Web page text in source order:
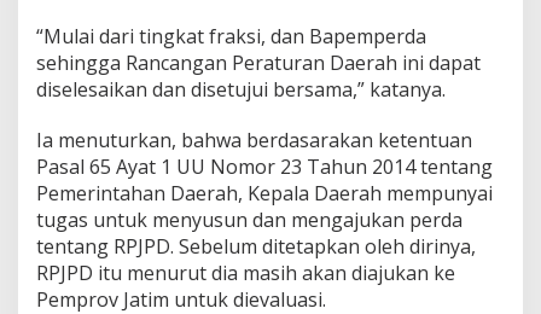
“Mulai dari tingkat fraksi, dan Bapemperda
sehingga Rancangan Peraturan Daerah ini dapat
diselesaikan dan disetujui bersama,” katanya.
Ia menuturkan, bahwa berdasarakan ketentuan
Pasal 65 Ayat 1 UU Nomor 23 Tahun 2014 tentang
Pemerintahan Daerah, Kepala Daerah mempunyai
tugas untuk menyusun dan mengajukan perda
tentang RPJPD. Sebelum ditetapkan oleh dirinya,
RPJPD itu menurut dia masih akan diajukan ke
Pemprov Jatim untuk dievaluasi.